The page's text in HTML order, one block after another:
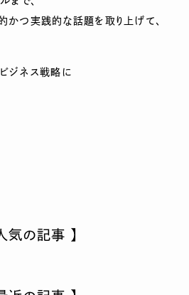
かつ実践的な話題を取り上げて、
ジネス戦略に
気の記事 】